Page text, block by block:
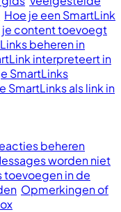
Hoe je een SmartLink
je content toevoegt
beheren in
interpreteert in
SmartLinks
SmartLinks als link in
beheren
worden niet
toevoegen in de
Opmerkingen of